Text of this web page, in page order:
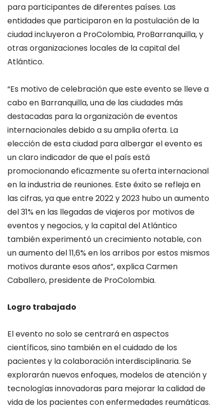
para participantes de diferentes países. Las
entidades que participaron en la postulación de la
ciudad incluyeron a ProColombia, ProBarranquilla, y
otras organizaciones locales de la capital del
Atlántico.
“Es motivo de celebración que este evento se lleve a
cabo en Barranquilla, una de las ciudades más
destacadas para la organización de eventos
internacionales debido a su amplia oferta. La
elección de esta ciudad para albergar el evento es
un claro indicador de que el país está
promocionando eficazmente su oferta internacional
en la industria de reuniones. Este éxito se refleja en
las cifras, ya que entre 2022 y 2023 hubo un aumento
del 31% en las llegadas de viajeros por motivos de
eventos y negocios, y la capital del Atlántico
también experimentó un crecimiento notable, con
un aumento del 11,6% en los arribos por estos mismos
motivos durante esos años”, explica Carmen
Caballero, presidente de ProColombia.
Logro trabajado
El evento no solo se centrará en aspectos
científicos, sino también en el cuidado de los
pacientes y la colaboración interdisciplinaria. Se
explorarán nuevos enfoques, modelos de atención y
tecnologías innovadoras para mejorar la calidad de
vida de los pacientes con enfermedades reumáticas.